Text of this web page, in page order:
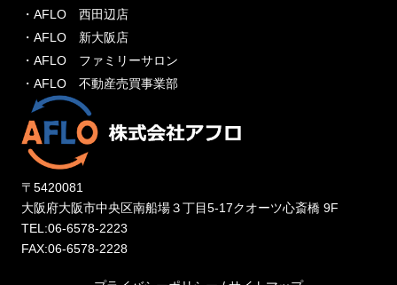
・AFLO 西田辺店
・AFLO 新大阪店
・AFLO ファミリーサロン
・AFLO 不動産売買事業部
〒5420081
大阪府大阪市中央区南船場３丁目5-17クオーツ心斎橋 9F
TEL:06-6578-2223
FAX:06-6578-2228